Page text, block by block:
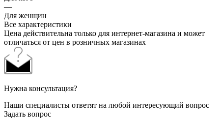
—
Для женщин
Все характеристики
Цена действительна только для интернет-магазина и может
отличаться от цен в розничных магазинах
Нужна консультация?
Наши специалисты ответят на любой интересующий вопрос
Задать вопрос